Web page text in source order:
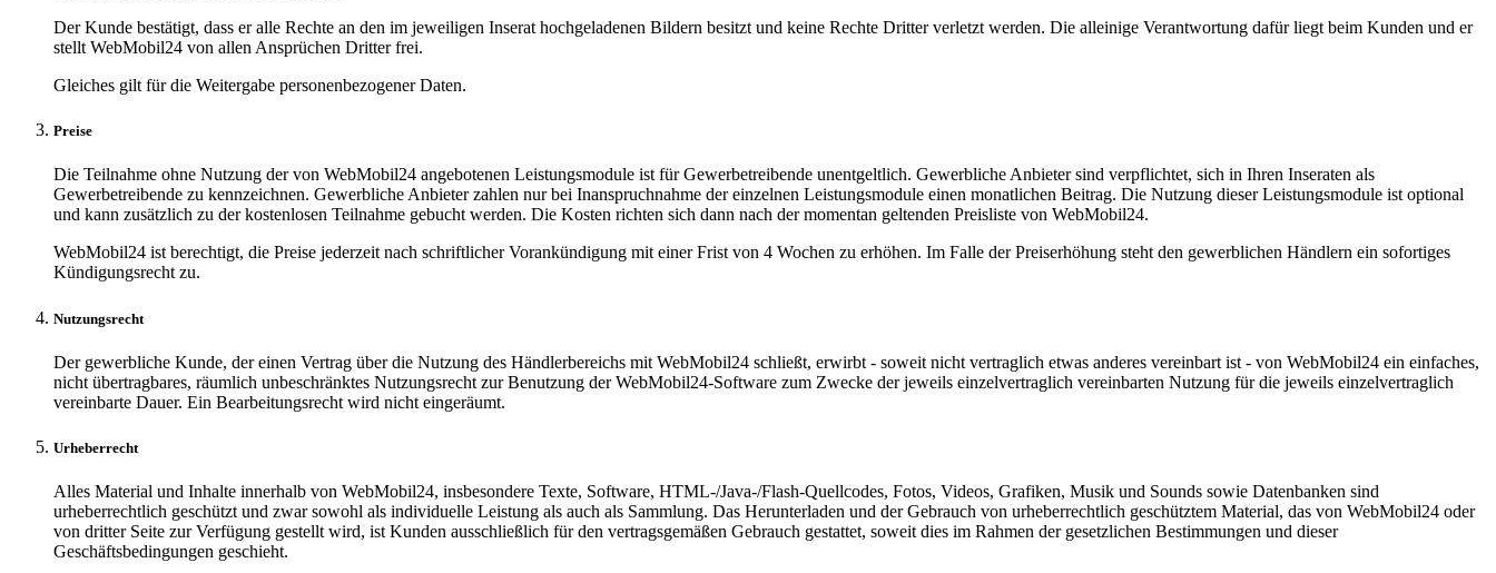
Der Kunde bestätigt, dass er alle Rechte an den im jeweiligen Inserat hochgeladenen Bildern besitzt und keine Rechte Dritter verletzt werden. Die alleinige Verantwortung dafür liegt beim Kunden und er
stellt WebMobil24 von allen Ansprüchen Dritter frei.
Gleiches gilt für die Weitergabe personenbezogener Daten.
Preise
Die Teilnahme ohne Nutzung der von WebMobil24 angebotenen Leistungsmodule ist für Gewerbetreibende unentgeltlich. Gewerbliche Anbieter sind verpflichtet, sich in Ihren Inseraten als
Gewerbetreibende zu kennzeichnen. Gewerbliche Anbieter zahlen nur bei Inanspruchnahme der einzelnen Leistungsmodule einen monatlichen Beitrag. Die Nutzung dieser Leistungsmodule ist optional
und kann zusätzlich zu der kostenlosen Teilnahme gebucht werden. Die Kosten richten sich dann nach der momentan geltenden Preisliste von WebMobil24.
WebMobil24 ist berechtigt, die Preise jederzeit nach schriftlicher Vorankündigung mit einer Frist von 4 Wochen zu erhöhen. Im Falle der Preiserhöhung steht den gewerblichen Händlern ein sofortiges
Kündigungsrecht zu.
Nutzungsrecht
Der gewerbliche Kunde, der einen Vertrag über die Nutzung des Händlerbereichs mit WebMobil24 schließt, erwirbt - soweit nicht vertraglich etwas anderes vereinbart ist - von WebMobil24 ein einfaches,
nicht übertragbares, räumlich unbeschränktes Nutzungsrecht zur Benutzung der WebMobil24-Software zum Zwecke der jeweils einzelvertraglich vereinbarten Nutzung für die jeweils einzelvertraglich
vereinbarte Dauer. Ein Bearbeitungsrecht wird nicht eingeräumt.
Urheberrecht
Alles Material und Inhalte innerhalb von WebMobil24, insbesondere Texte, Software, HTML-/Java-/Flash-Quellcodes, Fotos, Videos, Grafiken, Musik und Sounds sowie Datenbanken sind
urheberrechtlich geschützt und zwar sowohl als individuelle Leistung als auch als Sammlung. Das Herunterladen und der Gebrauch von urheberrechtlich geschütztem Material, das von WebMobil24 oder
von dritter Seite zur Verfügung gestellt wird, ist Kunden ausschließlich für den vertragsgemäßen Gebrauch gestattet, soweit dies im Rahmen der gesetzlichen Bestimmungen und dieser
Geschäftsbedingungen geschieht.